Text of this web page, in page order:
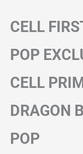
CELL
POP
CELL
DRAGON
POP